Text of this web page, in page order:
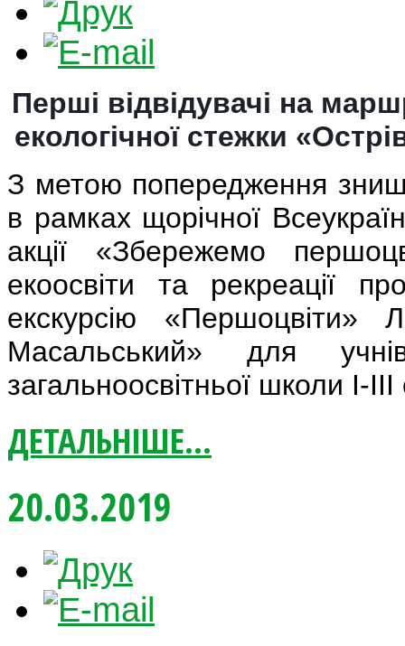
Перші відвідувачі на
екологічної стежки
З метою попередження
в рамках щорічної
акції «Збережемо
екоосвіти та рекреації
екскурсію «Першоцвіти»
Масальський» для
загальноосвітньої школи І-
ДЕТАЛЬНІШЕ...
20.03.2019